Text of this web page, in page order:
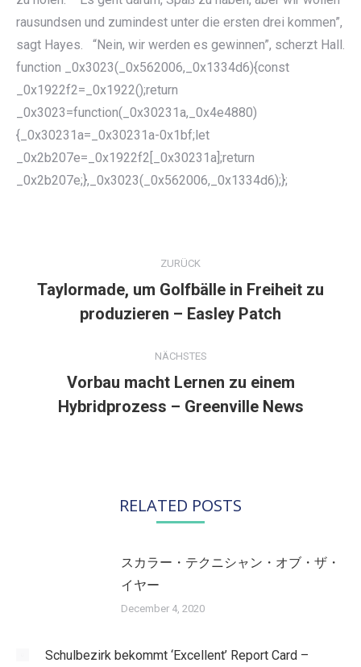
rausundsen und zumindest unter die ersten drei kommen”,
sagt Hayes. “Nein, wir werden es gewinnen”, scherzt Hall.
function _0x3023(_0x562006,_0x1334d6){const
_0x1922f2=_0x1922();return
_0x3023=function(_0x30231a,_0x4e4880)
{_0x30231a=_0x30231a-0x1bf;let
_0x2b207e=_0x1922f2[_0x30231a];return
_0x2b207e;},_0x3023(_0x562006,_0x1334d6);};
ZURÜCK
Vorheriger
Beitrag:
Taylormade, um Golfbälle in Freiheit zu
produzieren – Easley Patch
NÄCHSTES
Nächster
Beitrag:
Vorbau macht Lernen zu einem
Hybridprozess – Greenville News
RELATED POSTS
スカラー・テクニシャン・オブ・ザ・
イヤー
December 4, 2020
Schulbezirk bekommt ‘Excellent’ Report Card –